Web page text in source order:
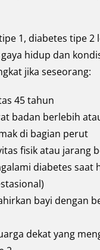
1, diabetes tipe 2
hidup dan
jika seseorang:
45 tahun
badan berlebih
di bagian perut
fisik atau jarang
diabetes saat
bayi dengan
dekat yang